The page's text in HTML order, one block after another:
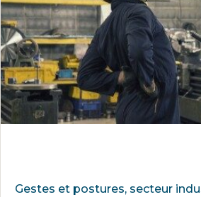
Gestes et postures, secteur